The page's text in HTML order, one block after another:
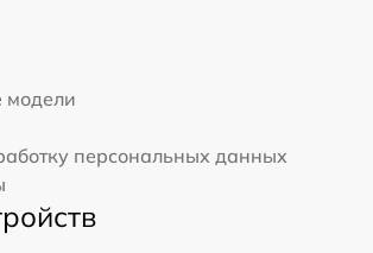
модели
персональных данных